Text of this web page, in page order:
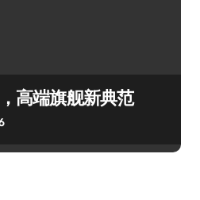
高端旗舰新典范